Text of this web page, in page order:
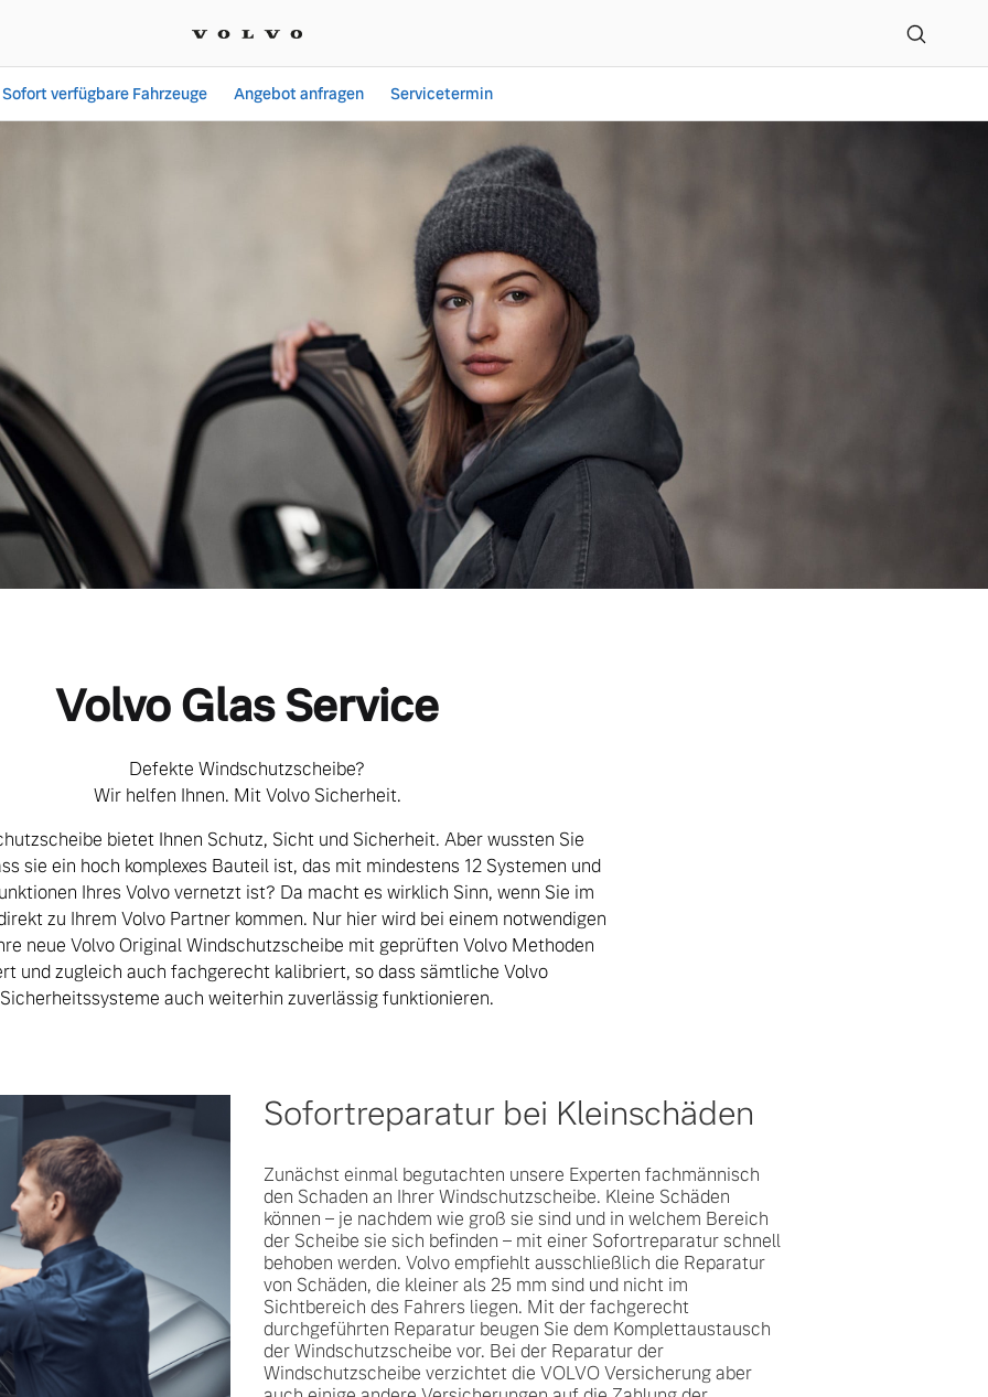
Sofort verfügbare Fahrzeuge Angebot anfragen Servicetermin
Volvo Glas Service
Defekte Windschutzscheibe?
Wir helfen Ihnen. Mit Volvo Sicherheit.
bietet Ihnen Schutz, Sicht und Sicherheit. Aber wussten Sie
sie ein hoch komplexes Bauteil ist, das mit mindestens 12 Systemen und
Ihres Volvo vernetzt ist? Da macht es wirklich Sinn, wenn Sie im
zu Ihrem Volvo Partner kommen. Nur hier wird bei einem notwendigen
neue Volvo Original Windschutzscheibe mit geprüften Volvo Methoden
und zugleich auch fachgerecht kalibriert, so dass sämtliche Volvo
Sicherheitssysteme auch weiterhin zuverlässig funktionieren.
Sofortreparatur bei Kleinschäden
Zunächst einmal begutachten unsere Experten fachmännisch
den Schaden an Ihrer Windschutzscheibe. Kleine Schäden
können – je nachdem wie groß sie sind und in welchem Bereich
der Scheibe sie sich befinden – mit einer Sofortreparatur schnell
behoben werden. Volvo empfiehlt ausschließlich die Reparatur
von Schäden, die kleiner als 25 mm sind und nicht im
Sichtbereich des Fahrers liegen. Mit der fachgerecht
durchgeführten Reparatur beugen Sie dem Komplettaustausch
der Windschutzscheibe vor. Bei der Reparatur der
Windschutzscheibe verzichtet die VOLVO Versicherung aber